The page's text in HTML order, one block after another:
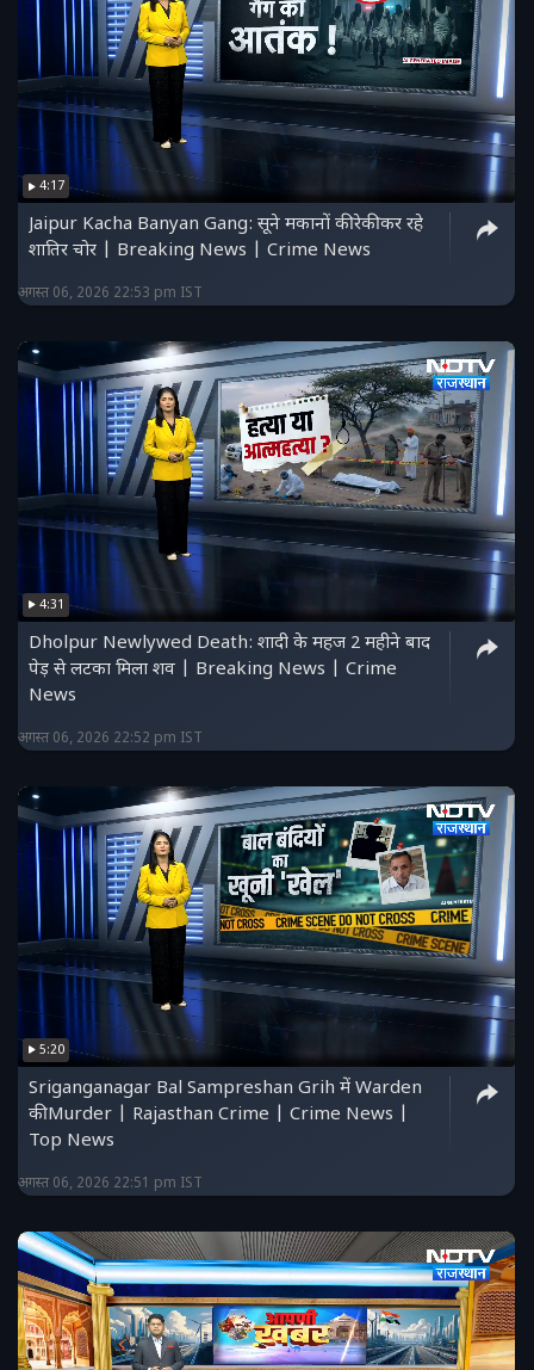
4:17
Jaipur Kacha Banyan Gang: सूने मकानों की रेकी कर रहे
शातिर चोर | Breaking News | Crime News
अगस्त 06, 2026 22:53 pm IST
4:31
Dholpur Newlywed Death: शादी के महज 2 महीने बाद
पेड़ से लटका मिला शव | Breaking News | Crime
News
अगस्त 06, 2026 22:52 pm IST
5:20
Sriganganagar Bal Sampreshan Grih में Warden
की Murder | Rajasthan Crime | Crime News |
Top News
अगस्त 06, 2026 22:51 pm IST